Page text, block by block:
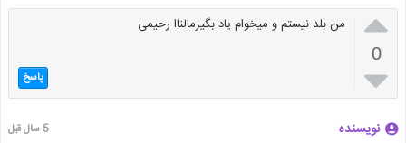

0

من بلد نیستم و میخوام یاد بگیرمالناا رحیمی
پاسخ
نویسنده 5 سال قبل